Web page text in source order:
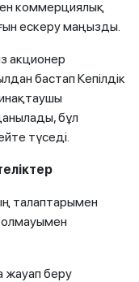
коммерциялық
ескеру маңызды.
акционер
бастап Кепілдік
бұл
түседі.
талаптарымен
жауап беру